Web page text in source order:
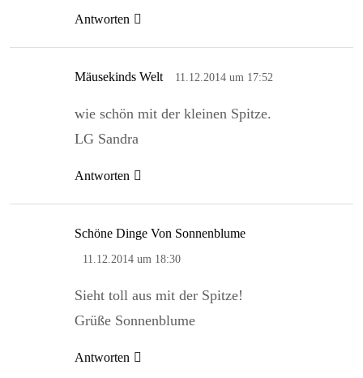
Antworten
Mäusekinds Welt 11.12.2014 um 17:52
wie schön mit der kleinen Spitze.
LG Sandra
Antworten
Schöne Dinge Von Sonnenblume
11.12.2014 um 18:30
Sieht toll aus mit der Spitze!
Grüße Sonnenblume
Antworten